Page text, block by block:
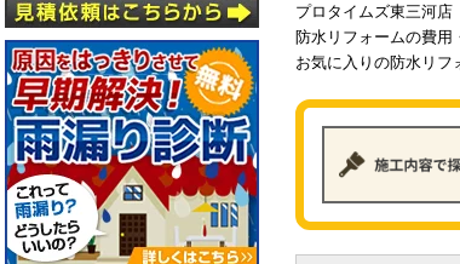
プロタイムズ東三河店
防水リフォームの費用
お気に入りの防水リフ